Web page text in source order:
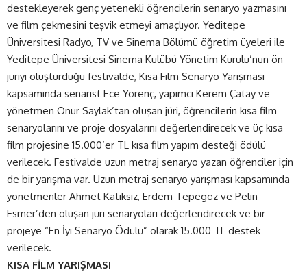
destekleyerek genç yetenekli öğrencilerin senaryo yazmasını
ve film çekmesini teşvik etmeyi amaçlıyor. Yeditepe
Üniversitesi Radyo, TV ve Sinema Bölümü öğretim üyeleri ile
Yeditepe Üniversitesi Sinema Kulübü Yönetim Kurulu’nun ön
jüriyi oluşturduğu festivalde, Kısa Film Senaryo Yarışması
kapsamında senarist Ece Yörenç, yapımcı Kerem Çatay ve
yönetmen Onur Saylak’tan oluşan jüri, öğrencilerin kısa film
senaryolarını ve proje dosyalarını değerlendirecek ve üç kısa
film projesine 15.000’er TL kısa film yapım desteği ödülü
verilecek. Festivalde uzun metraj senaryo yazan öğrenciler için
de bir yarışma var. Uzun metraj senaryo yarışması kapsamında
yönetmenler Ahmet Katıksız, Erdem Tepegöz ve Pelin
Esmer’den oluşan jüri senaryoları değerlendirecek ve bir
projeye “En İyi Senaryo Ödülü” olarak 15.000 TL destek
verilecek.
KISA FİLM YARIŞMASI